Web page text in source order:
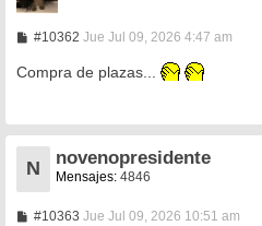
#10362M
n
s
e
Jue Jul 09, 2026 4:47 am
Compra de plazas...
N
novenopresidente
Mensajes: 4846
#10363MJue Jul 09, 2026 10:51 am